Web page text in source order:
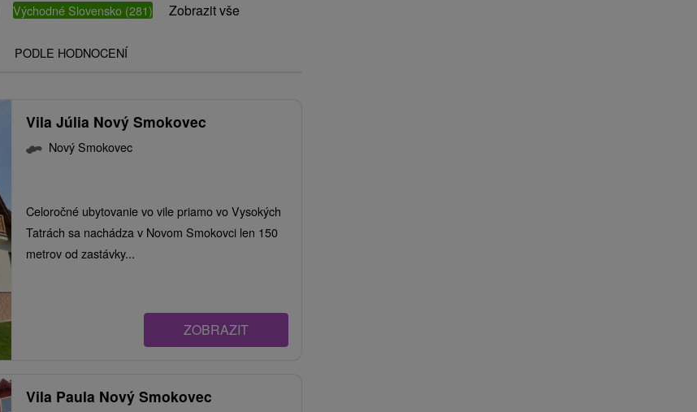
Východné Slovensko (281) Zobrazit vše
PODLE HODNOCENÍ
Vila Júlia Nový Smokovec
Nový Smokovec
Celoročné ubytovanie vo vile priamo vo Vysokých
Tatrách sa nachádza v Novom Smokovci len 150
metrov od zastávky...
ZOBRAZIT
Vila Paula Nový Smokovec